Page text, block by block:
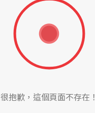
很抱歉，這個頁面不存在！